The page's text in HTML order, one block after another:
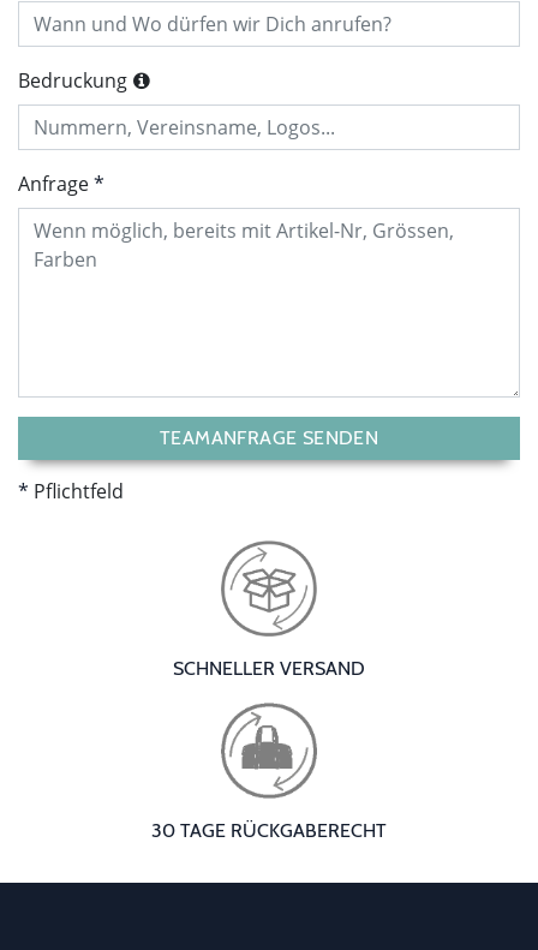
Bedruckung
Anfrage
TEAMANFRAGE SENDEN
Pflichtfeld
SCHNELLER VERSAND
30 TAGE RÜCKGABERECHT